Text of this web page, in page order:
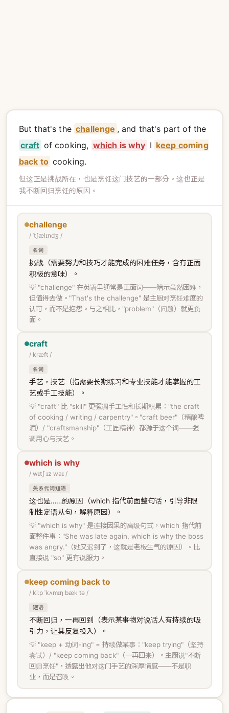
But that's the challenge , and that's part of the
craft of cooking, which is why I keep coming
back to cooking.
但这正是挑战所在，也是烹饪这门技艺的一部分。这也正是
我不断回归烹饪的原因。
challenge
/ ˈtʃælɪndʒ /
名词
挑战（需要努力和技巧才能完成的困难任务，含有正面
积极的意味）。
💡 "challenge" 在英语里通常是正面词——暗示虽然困难，
但值得去做。"That's the challenge" 是主厨对烹饪难度的
认可，而不是抱怨。与之相比，"problem"（问题）就更负
面。
craft
/ kræft /
名词
手艺，技艺（指需要长期练习和专业技能才能掌握的工
艺或手工技能）。
💡 "craft" 比 "skill" 更强调手工性和长期积累："the craft
of cooking / writing / carpentry"。"craft beer"（精酿啤
酒）/ "craftsmanship"（工匠精神）都源于这个词——强
调用心与技艺。
which is why
/ wɪtʃ ɪz waɪ /
关系代词短语
这也是……的原因（which 指代前面整句话，引导非限
制性定语从句，解释原因）。
💡 "which is why" 是连接因果的高级句式，which 指代前
面整件事："She was late again, which is why the boss
was angry."（她又迟到了，这就是老板生气的原因）。比
直接说 "so" 更有说服力。
keep coming back to
/ kiːp ˈkʌmɪŋ bæk tə /
短语
不断回归，一再回到（表示某事物对说话人有持续的吸
引力，让其反复投入）。
💡 "keep + 动词-ing" = 持续做某事："keep trying"（坚持
尝试）/ "keep coming back"（一再回来）。主厨说"不断
回归烹饪"，透露出他对这门手艺的深厚情感——不是职
业，而是召唤。